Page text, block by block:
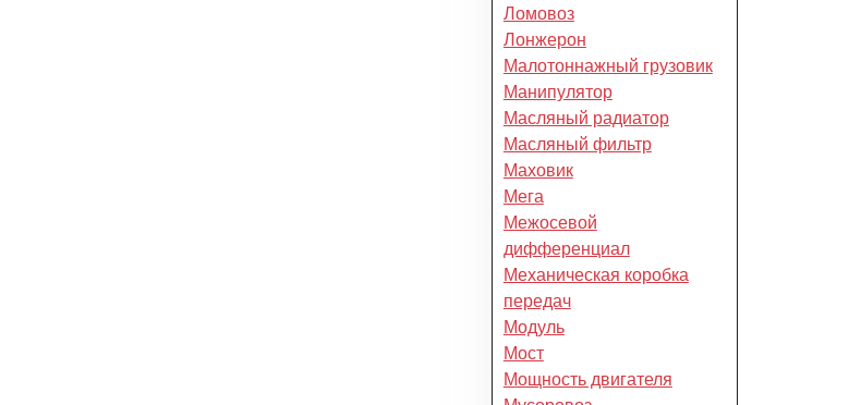
Ломовоз
Лонжерон
Малотоннажный грузовик
Манипулятор
Масляный радиатор
Масляный фильтр
Маховик
Мега
Межосевой
дифференциал
Механическая коробка
передач
Модуль
Мост
Мощность двигателя